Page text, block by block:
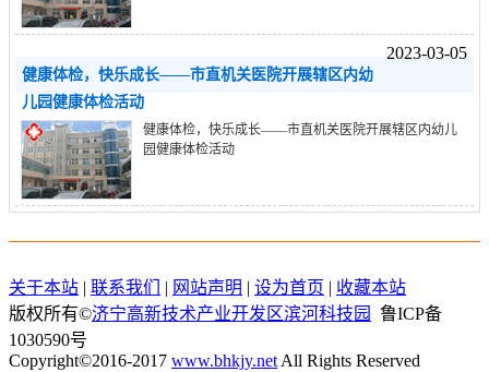
2023-03-05
健康体检，快乐成长——市直机关医院开展辖区内幼
儿园健康体检活动
健康体检，快乐成长——市直机关医院开展辖区内幼儿
园健康体检活动
关于本站 | 联系我们 | 网站声明 | 设为首页 | 收藏本站
版权所有©济宁高新技术产业开发区滨河科技园
鲁ICP备
1030590号
Copyright©2016-2017 www.bhkjy.netAll Rights Reserved